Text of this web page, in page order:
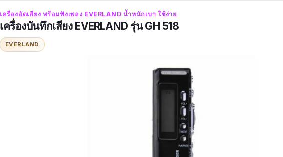
เครื่องอัดเสียง พร้อมฟังเพลง EVERLAND น้ำหนักเบา ใช้ง่าย
เครื่องบันทึกเสียง EVERLAND รุ่น GH 518
EVERLAND